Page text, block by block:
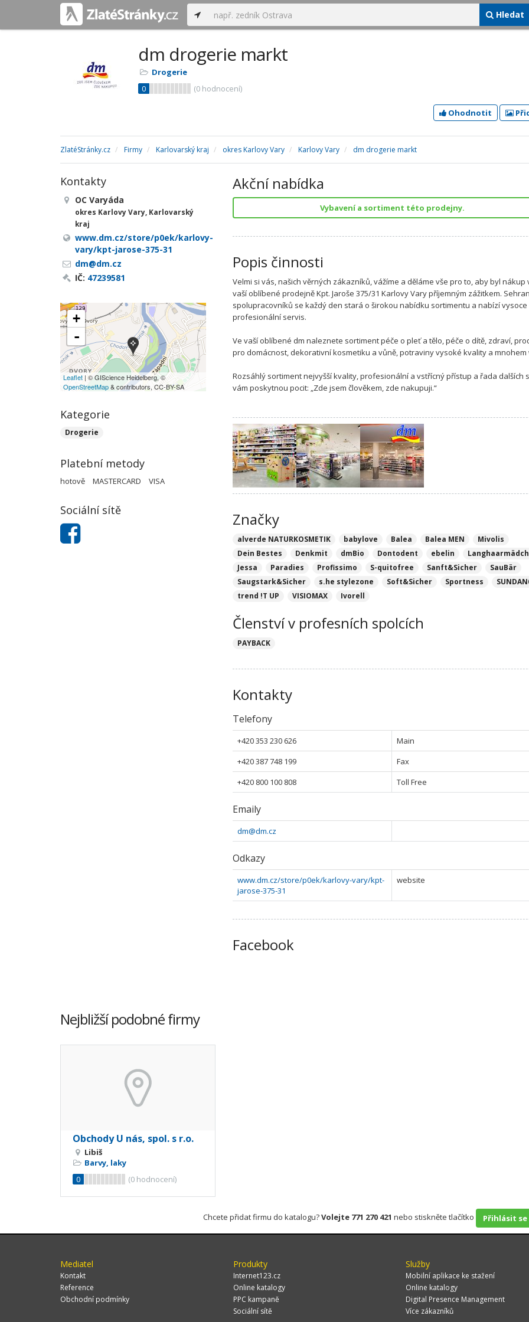
Hledat
dm drogerie markt
Drogerie
0
(0 hodnocení)
Ohodnotit
ZlatéStránky.cz Firmy Karlovarský kraj okres Karlovy Vary Karlovy Vary dm drogerie markt
Akční nabídka
Vybavení a sortiment této prodejny.
Popis činnosti
Velmi si vás, našich věrných zákazníků, vážíme a děláme vše pro to, aby byl nákup
vaší oblíbené prodejně Kpt. Jaroše 375/31 Karlovy Vary příjemným zážitkem.
spolupracovníků se každý den stará o širokou nabídku sortimentu a nabízí vysoce
profesionální servis.
Ve vaší oblíbené dm naleznete sortiment péče o pleť a tělo, péče o dítě, zdraví,
pro domácnost, dekorativní kosmetiku a vůně, potraviny vysoké kvality a mnohem
Rozsáhlý sortiment nejvyšší kvality, profesionální a vstřícný přístup a řada dalších
vám poskytnou pocit: „Zde jsem člověkem, zde nakupuji.“
Značky
alverde NATURKOSMETIK babylove Balea Balea MEN
Mivolis
Dein Bestes
Denkmit dmBio Dontodent ebelin
Jessa
Paradies Profissimo S-quitofree Sanft&Sicher
SauBär
Saugstark&Sicher
s.he stylezone Soft&Sicher Sportness
trend !T UP
VISIOMAX Ivorell
Členství v profesních spolcích
PAYBACK
Kontakty
Telefony
+420 353 230 626
Main
+420 387 748 199
Fax
+420 800 100 808
Toll Free
Emaily
dm@dm.cz
Odkazy
www.dm.cz/store/p0ek/karlovy-vary/kpt-
jarose-375-31
website
Facebook
Kontakty
OC Varyáda
okres Karlovy Vary, Karlovarský
kraj
www.dm.cz/store/p0ek/karlovy-
vary/kpt-jarose-375-31
dm@dm.cz
IČ: 47239581
+
-
Leaflet | © GIScience Heidelberg, ©
OpenStreetMap& contributors, CC-BY-SA
Kategorie
Drogerie
Platební metody
hotově MASTERCARD VISA
Sociální sítě
Nejbližší podobné firmy
Obchody U nás, spol. s r.o.
Libiš
Barvy, laky
0
(0 hodnocení)
Chcete přidat firmu do katalogu?Volejte 771 270 421 nebo stiskněte tlačítko Přihlásit
Mediatel
Kontakt
Reference
Obchodní podmínky
Produkty
Internet123.cz
Online katalogy
PPC kampaně
Sociální sítě
Služby
Mobilní aplikace ke stažení
Online katalogy
Digital Presence Management
Více zákazníků